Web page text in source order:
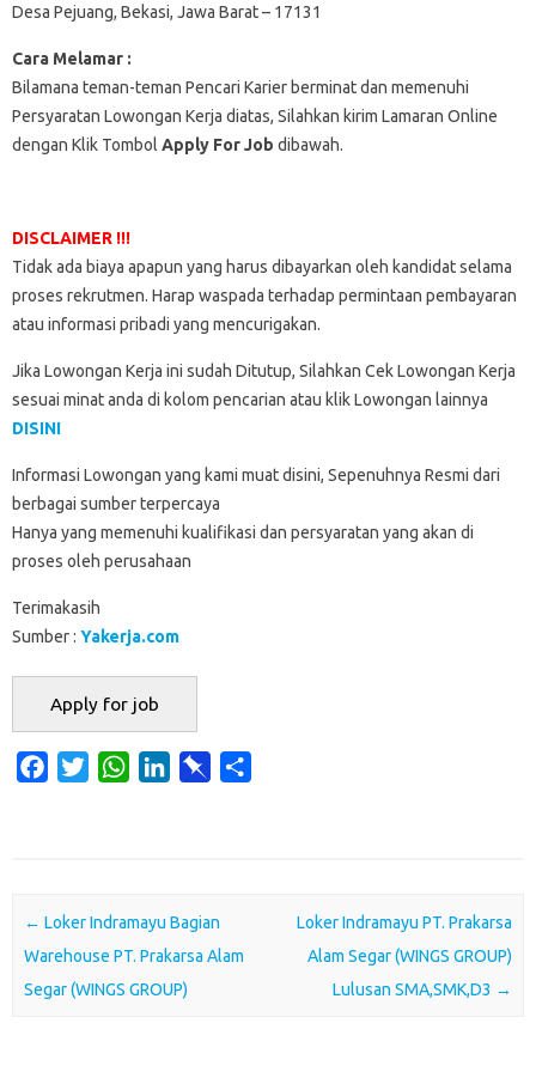
Desa Pejuang, Bekasi, Jawa Barat – 17131
Cara Melamar :
Bilamana teman-teman Pencari Karier berminat dan memenuhi
Persyaratan Lowongan Kerja diatas, Silahkan kirim Lamaran Online
dengan Klik Tombol Apply For Job dibawah.
DISCLAIMER !!!
Tidak ada biaya apapun yang harus dibayarkan oleh kandidat selama
proses rekrutmen. Harap waspada terhadap permintaan pembayaran
atau informasi pribadi yang mencurigakan.
Jika Lowongan Kerja ini sudah Ditutup, Silahkan Cek Lowongan Kerja
sesuai minat anda di kolom pencarian atau klik Lowongan lainnya
DISINI
Informasi Lowongan yang kami muat disini, Sepenuhnya Resmi dari
berbagai sumber terpercaya
Hanya yang memenuhi kualifikasi dan persyaratan yang akan di
proses oleh perusahaan
Terimakasih
Sumber : Yakerja.com
o
o
k
e
r
W
A
p
p
d
I
n
a
r
Post navigation
← Loker Indramayu Bagian
Warehouse PT. Prakarsa Alam
Segar (WINGS GROUP)
Loker Indramayu PT. Prakarsa
Alam Segar (WINGS GROUP)
Lulusan SMA,SMK,D3 →